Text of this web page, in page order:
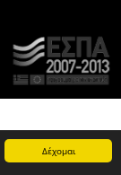
Δέχομαι